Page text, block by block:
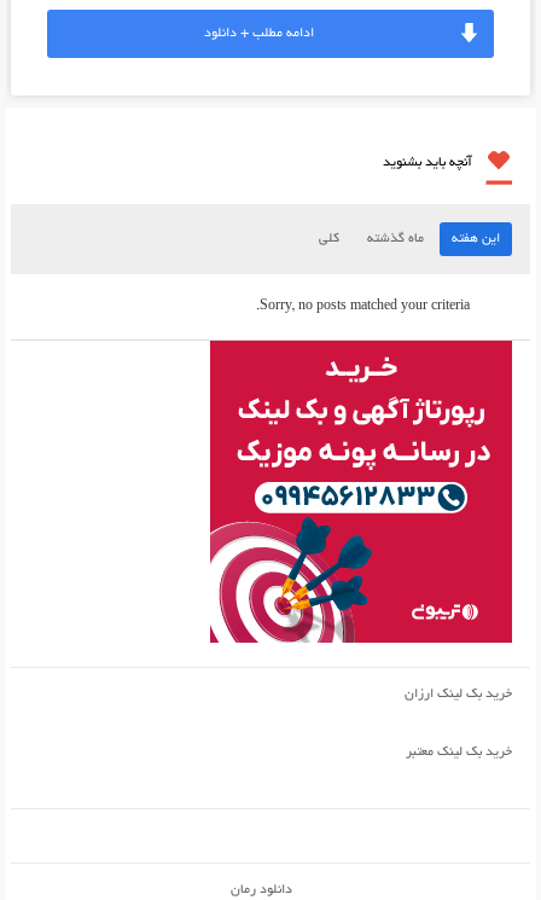
ادامه مطلب + دانلود
آنچه باید بشنوید
این هفته ماه گذشته کلی
Sorry, no posts matched your criteria.
خرید بک لینک ارزان
خرید بک لینک معتبر
دانلود رمان